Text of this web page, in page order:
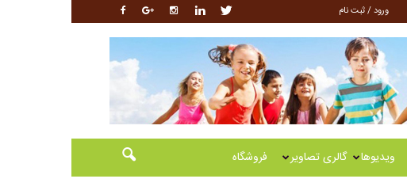
ورود / ثبت نام
ویدیوها گالری تصاویر فروشگاه